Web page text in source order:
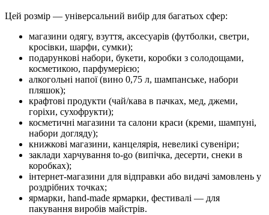
Цей розмір — універсальний вибір для багатьох сфер:
магазини одягу, взуття, аксесуарів (футболки, светри,
кросівки, шарфи, сумки);
подарункові набори, букети, коробки з солодощами,
косметикою, парфумерією;
алкогольні напої (вино 0,75 л, шампанське, набори
пляшок);
крафтові продукти (чай/кава в пачках, мед, джеми,
горіхи, сухофрукти);
косметичні магазини та салони краси (креми, шампуні,
набори догляду);
книжкові магазини, канцелярія, невеликі сувеніри;
заклади харчування to-go (випічка, десерти, снеки в
коробках);
інтернет-магазини для відправки або видачі замовлень у
роздрібних точках;
ярмарки, hand-made ярмарки, фестивалі — для
пакування виробів майстрів.